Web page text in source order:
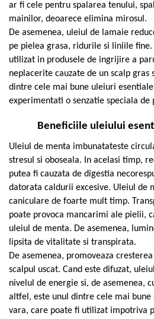
ar fi cele pentru spalarea tenului,
mainilor, deoarece elimina mirosul.
De asemenea, uleiul de lamaie
pe pielea grasa, ridurile si liniile fine.
utilizat in produsele de ingrijire a
neplacerite cauzate de un scalp gras
dintre cele mai bune uleiuri
experimentati o senzatie speciala de
Beneficiile uleiului
Uleiul de menta imbunatateste
stresul si oboseala. In acelasi timp,
putea fi cauzata de digestia
datorata caldurii excesive. Uleiul de
caniculare de foarte mult timp.
poate provoca mancarimi ale pielii,
uleiul de menta. De asemenea,
lipsita de vitalitate si transpirata.
De asemenea, promoveaza
scalpul uscat. Cand este difuzat,
nivelul de energie si, de asemenea,
altfel, este unul dintre cele mai
vara, care poate fi utilizat impotriva